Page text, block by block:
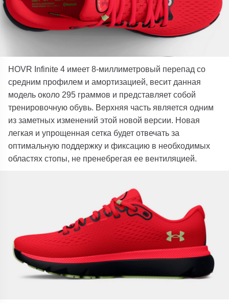
HOVR Infinite 4 имеет 8-миллиметровый перепад со
средним профилем и амортизацией, весит данная
модель около 295 граммов и представляет собой
тренировочную обувь. Верхняя часть является одним
из заметных изменений этой новой версии. Новая
легкая и упрощенная сетка будет отвечать за
оптимальную поддержку и фиксацию в необходимых
областях стопы, не пренебрегая ее вентиляцией.